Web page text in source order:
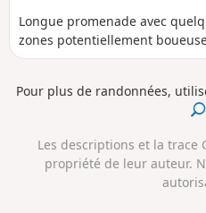
Longue promenade avec
zones potentiellement
Pour plus de randonnées,
Les descriptions et la trace
propriété de leur auteur.